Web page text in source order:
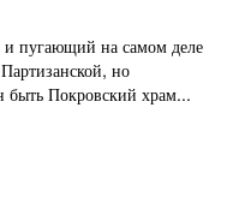
и пугающий на самом деле
но
быть Покровский храм...